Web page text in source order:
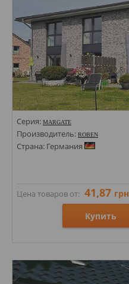
Серия: MARGATE
Производитель: ROBEN
Страна: Германия
Цена товаров от: 41,87 грн
Купить
Стили: Под кирпич;
Цвета: